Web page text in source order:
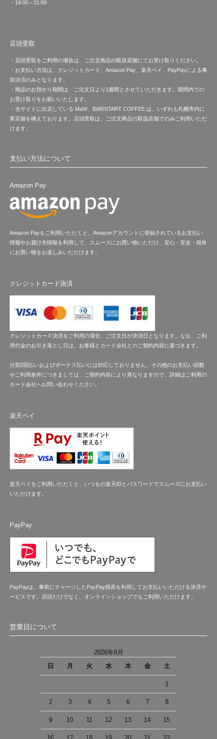
・19:00～21:00
店頭受取
・店頭受取をご利用の場合は、ご注文商品の取扱店舗にてお受け取りください。
・お支払い方法は、クレジットカード、Amazon Pay、楽天ペイ、PayPayによる事
前決済のみとなります。
・商品のお預かり期間は、ご注文日より1週間とさせていただきます。期間内での
お受け取りをお願いいたします。
・当サイトに出店している MaW、BARISTART COFFEE は、いずれも札幌市内に
実店舗を構えております。店頭受取は、ご注文商品の取扱店舗でのみご利用いただ
けます。
支払い方法について
Amazon Pay
Amazon Payをご利用いただくと、Amazonアカウントに登録されているお支払い
情報やお届け先情報を利用して、スムーズにお買い物いただけ、安心・安全・簡単
にお買い物をお楽しみいただけます。
クレジットカード決済
クレジットカード決済をご利用の場合、ご注文日が決済日となります。なお、ご利
用代金のお引き落とし日は、お客様とカード会社とのご契約内容に基づきます。
分割2回払いおよびボーナス払いには対応しておりません。その他のお支払い回数
やご利用条件につきましては、ご契約内容により異なりますので、詳細はご利用の
カード会社へお問い合わせください。
楽天ペイ
楽天ペイをご利用いただくと、いつもの楽天IDとパスワードでスムーズにお支払い
いただけます。
PayPay
PayPayは、事前にチャージしたPayPay残高を利用してお支払いいただける決済サ
ービスです。店頭だけでなく、オンラインショップでもご利用いただけます。
営業日について
2026年8月
日
月 火 水 木 金 土
1
2 3 4 5 6 7 8
9 10 11 12 13 14 15